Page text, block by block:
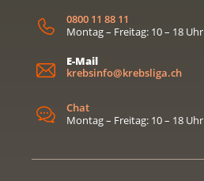
0800 11 88 11
Montag – Freitag: 10 – 18 Uhr
E-Mail
krebsinfo@krebsliga.ch
Chat
Montag – Freitag: 10 – 18 Uhr